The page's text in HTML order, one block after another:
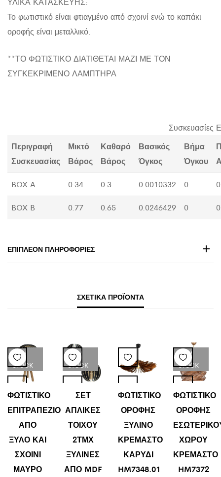
Το φωτιστικό είναι φτιαγμένο από σχοινί ενώ το καπάκι
οροφής είναι μεταλλικό.
**ΤΟ ΦΩΤΙΣΤΙΚΟ ΔΙΑΤΙΘΕΤΑΙ ΜΑΖΙ ΜΕ ΤΟΝ
ΣΥΓΚΕΚΡΙΜΕΝΟ ΛΑΜΠΤΗΡΑ
Συσκευασίες
Περιγραφή
Συσκευασίας
Μικτό
Βάρος
Καθαρό
Βάρος
Βασικός
Όγκος
Βήμα
Όγκου
BOX A 0.34 0.3 0.0010332 0 0
BOX B 0.77 0.65 0.0246429 0 0
ΕΠΙΠΛΈΟΝ ΠΛΗΡΟΦΟΡΊΕΣ
ΣΧΕΤΙΚΆ ΠΡΟΪΌΝΤΑ
LOW
STOCK
ΦΩΤΙΣΤΙΚΟ
ΕΠΙΤΡΑΠΕΖΙΟ
ΑΠΟ
ΞΥΛΟ ΚΑΙ
ΣΧΟΙΝΙ
ΜΑΥΡΟ
LOW
STOCK
ΣΕΤ
ΑΠΛΙΚΕΣ
ΤΟΙΧΟΥ
2ΤΜΧ
ΞΥΛΙΝΕΣ
ΑΠΟ MDF
ΦΩΤΙΣΤΙΚΟ
ΟΡΟΦΗΣ
ΞΥΛΙΝΟ
ΚΡΕΜΑΣΤΟ
ΚΑΡΥΔΙ
HM7348.01
LOW
STOCK
ΦΩΤΙΣΤΙΚΟ
ΟΡΟΦΗΣ
ΧΩΡΟΥ
ΚΡΕΜΑΣΤΟ
HM7372